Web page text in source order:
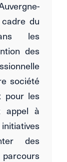
du
les
des
société
pour les
appel à
des